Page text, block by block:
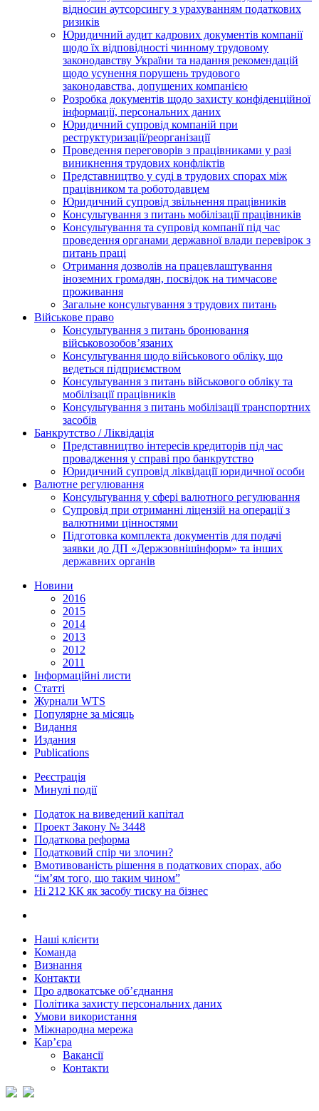
відносин аутсорсингу з урахуванням податкових
ризиків
Юридичний аудит кадрових документів компанії
щодо їх відповідності чинному трудовому
законодавству України та надання рекомендацій
щодо усунення порушень трудового
законодавства, допущених компанією
Розробка документів щодо захисту конфіденційної
інформації, персональних даних
Юридичний супровід компаній при
реструктуризації/реорганізації
Проведення переговорів з працівниками у разі
виникнення трудових конфліктів
Представництво у суді в трудових спорах між
працівником та роботодавцем
Юридичний супровід звільнення працівників
Консультування з питань мобілізації працівників
Консультування та супровід компанії під час
проведення органами державної влади перевірок з
питань праці
Отримання дозволів на працевлаштування
іноземних громадян, посвідок на тимчасове
проживання
Загальне консультування з трудових питань
Військове право
Консультування з питань бронювання
військовозобов’язаних
Консультування щодо військового обліку, що
ведеться підприємством
Консультування з питань військового обліку та
мобілізації працівників
Консультування з питань мобілізації транспортних
засобів
Банкрутство / Ліквідація
Представництво інтересів кредиторів під час
провадження у справі про банкрутство
Юридичний супровід ліквідації юридичної особи
Валютне регулювання
Консультування у сфері валютного регулювання
Супровід при отриманні ліцензій на операції з
валютними цінностями
Підготовка комплекта документів для подачі
заявки до ДП «Держзовнішінформ» та інших
державних органів
Новини
2016
2015
2014
2013
2012
2011
Інформаційні листи
Статті
Журнали WTS
Популярне за місяць
Видання
Издания
Publications
Реєстрація
Минулі події
Податок на виведений капітал
Проект Закону № 3448
Податкова реформа
Податковий спір чи злочин?
Вмотивованість рішення в податкових спорах, або
“ім’ям того, що таким чином”
Ні 212 КК як засобу тиску на бізнес
Наші клієнти
Команда
Визнання
Контакти
Про адвокатське об’єднання
Політика захисту персональних даних
Умови використання
Міжнародна мережа
Кар’єра
Вакансії
Контакти